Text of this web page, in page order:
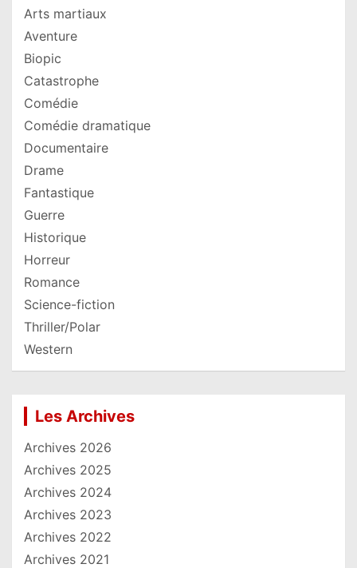
Arts martiaux
Aventure
Biopic
Catastrophe
Comédie
Comédie dramatique
Documentaire
Drame
Fantastique
Guerre
Historique
Horreur
Romance
Science-fiction
Thriller/Polar
Western
Les Archives
Archives 2026
Archives 2025
Archives 2024
Archives 2023
Archives 2022
Archives 2021